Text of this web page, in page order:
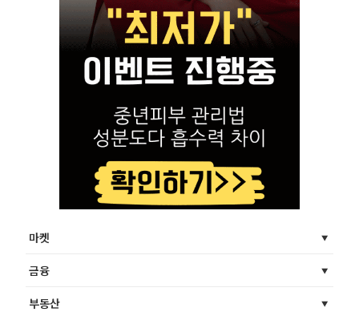
마켓
금융
부동산